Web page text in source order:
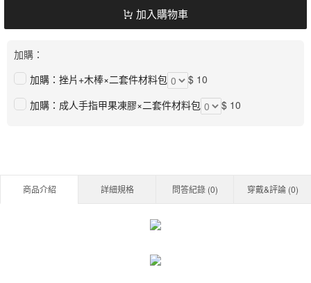
加入購物車
加購：
加購：挫片+木棒×二套件材料包
$ 10
加購：成人手指甲果凍膠×二套件材料包
$ 10
商品介紹 詳細規格 問答紀錄 (0) 穿戴&評論 (0)